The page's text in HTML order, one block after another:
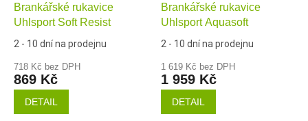
Brankářské rukavice
Uhlsport Soft Resist
2 - 10 dní na prodejnu
718 Kč bez DPH
869 Kč
DETAIL
Brankářské rukavice
Uhlsport Aquasoft
2 - 10 dní na prodejnu
1 619 Kč bez DPH
1 959 Kč
DETAIL